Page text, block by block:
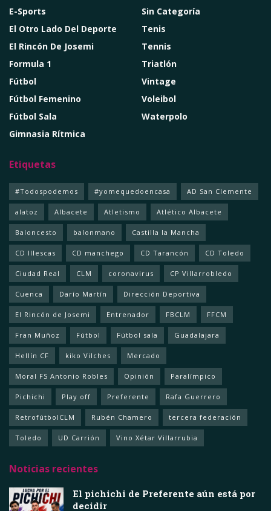
E-Sports
El Otro Lado Del Deporte
El Rincón De Josemi
Formula 1
Fútbol
Fútbol Femenino
Fútbol Sala
Gimnasia Rítmica
Sin Categoría
Tenis
Tennis
Triatlón
Vintage
Voleibol
Waterpolo
Etiquetas
#Todospodemos #yomequedoencasa AD San Clemente
alatoz Albacete Atletismo Atlético Albacete
Baloncesto balonmano Castilla la Mancha
CD Illescas CD manchego CD Tarancón CD Toledo
Ciudad Real CLM coronavirus CP Villarrobledo
Cuenca Darío Martín Dirección Deportiva
El Rincón de Josemi Entrenador FBCLM FFCM
Fran Muñoz Fútbol Fútbol sala Guadalajara
Hellín CF kiko Vilches Mercado
Moral FS Antonio Robles Opinión Paralímpico
Pichichi Play off Preferente Rafa Guerrero
RetrofútbolCLM Rubén Chamero tercera federación
Toledo UD Carrión Vino Xétar Villarrubia
Noticias recientes
El pichichi de Preferente aún está por
decidir